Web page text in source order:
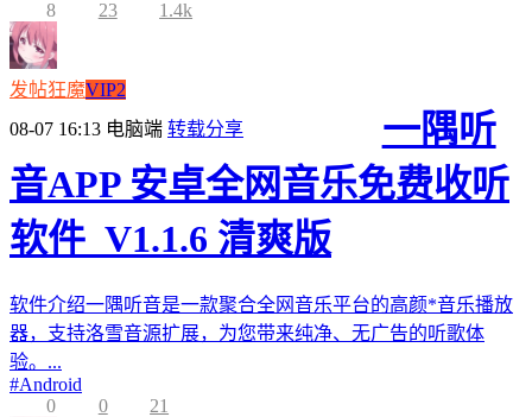
8
23 1.4k
发帖狂魔VIP2
08-07 16:13 电脑端 转载分享
一隅听
音APP 安卓全网音乐免费收听
软件_V1.1.6 清爽版
软件介绍一隅听音是一款聚合全网音乐平台的高颜*音乐播放
器，支持洛雪音源扩展，为您带来纯净、无广告的听歌体
验。...
#Android
0
0 21